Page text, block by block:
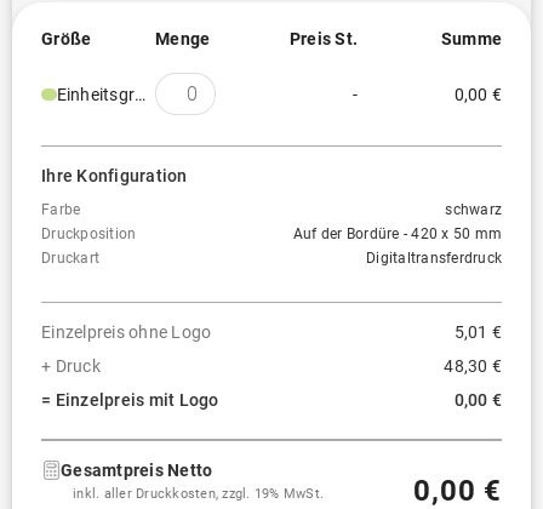
Größe Menge Preis St. Summe
Einheitsgröße - 0,00 €
Ihre Konfiguration
Farbe
schwarz
Druckposition
Auf der Bordüre - 420 x 50 mm
Druckart
Digitaltransferdruck
Einzelpreis ohne Logo
5,01 €
+ Druck
48,30 €
= Einzelpreis mit Logo
0,00 €
Gesamtpreis Netto
inkl. aller Druckkosten, zzgl. 19% MwSt. 0,00 €